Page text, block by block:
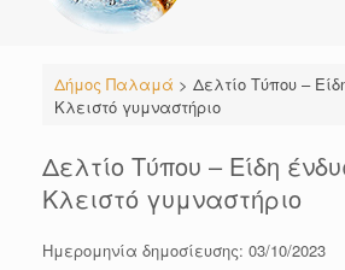
Δήμος Παλαμά > Δελτίο Τύπου –
Κλειστό γυμναστήριο
Δελτίο Τύπου – Είδη
Κλειστό γυμναστήριο
Ημερομηνία δημοσίευσης: 03/10/2023